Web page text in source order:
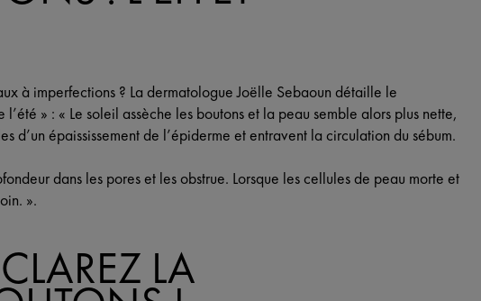
à imperfections ? La dermatologue Joëlle Sebaoun détaille le
» : « Le soleil assèche les boutons et la peau semble alors plus nette,
d’un épaississement de l’épiderme et entravent la circulation du sébum.
dans les pores et les obstrue. Lorsque les cellules de peau morte et
».
LA